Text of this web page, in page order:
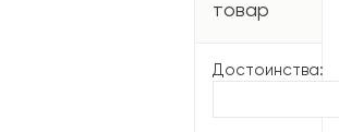
товар
Достоинства: